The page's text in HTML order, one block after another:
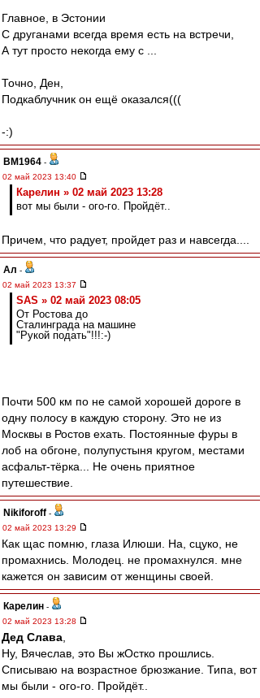
Главное, в Эстонии
С друганами всегда время есть на встречи,
А тут просто некогда ему с ...
Точно, Ден,
Подкаблучник он ещё оказался(((
-:)
BM1964 -
02 май 2023 13:40
Карелин » 02 май 2023 13:28
вот мы были - ого-го. Пройдёт..
Причем, что радует, пройдет раз и навсегда....
Ал -
02 май 2023 13:37
SAS » 02 май 2023 08:05
От Ростова до
Сталинграда на машине
"Рукой подать"!!!:-)
Почти 500 км по не самой хорошей дороге в
одну полосу в каждую сторону. Это не из
Москвы в Ростов ехать. Постоянные фуры в
лоб на обгоне, полупустыня кругом, местами
асфальт-тёрка... Не очень приятное
путешествие.
Nikiforoff -
02 май 2023 13:29
Как щас помню, глаза Илюши. На, сцуко, не
промахнись. Молодец. не промахнулся. мне
кажется он зависим от женщины своей.
Карелин -
02 май 2023 13:28
Дед Слава
Ну, Вячеслав, это Вы жОстко прошлись.
Списываю на возрастное брюзжание. Типа, вот
мы были - ого-го. Пройдёт..